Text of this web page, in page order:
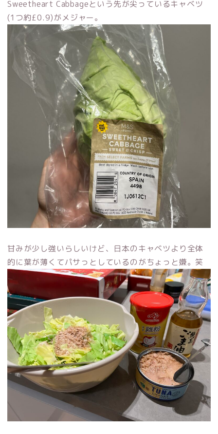
Sweetheart Cabbageという先が尖っているキャベツ
(1つ約£0.9)がメジャー。
甘みが少し強いらしいけど、日本のキャベツより全体
的に葉が薄くてパサっとしているのがちょっと嫌。笑